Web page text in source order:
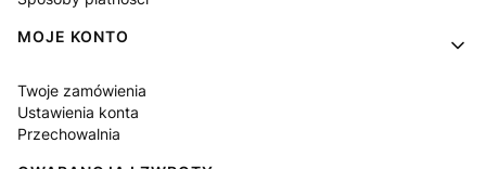
MOJE KONTO
Twoje zamówienia
Ustawienia konta
Przechowalnia